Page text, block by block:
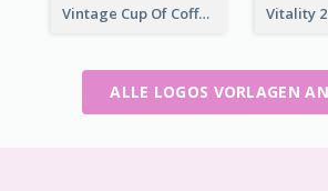
Vintage Cup Of Coffee Logo
ALLE LOGOS VORLAGEN